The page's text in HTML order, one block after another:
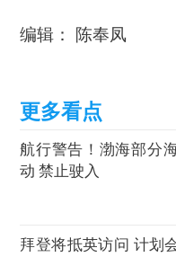
编辑： 陈奉凤
航行警告！渤海部分
动 禁止驶入
拜登将抵英访问 计划